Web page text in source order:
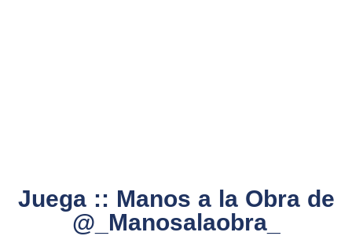
Juega :: Manos a la Obra de
@_Manosalaobra_